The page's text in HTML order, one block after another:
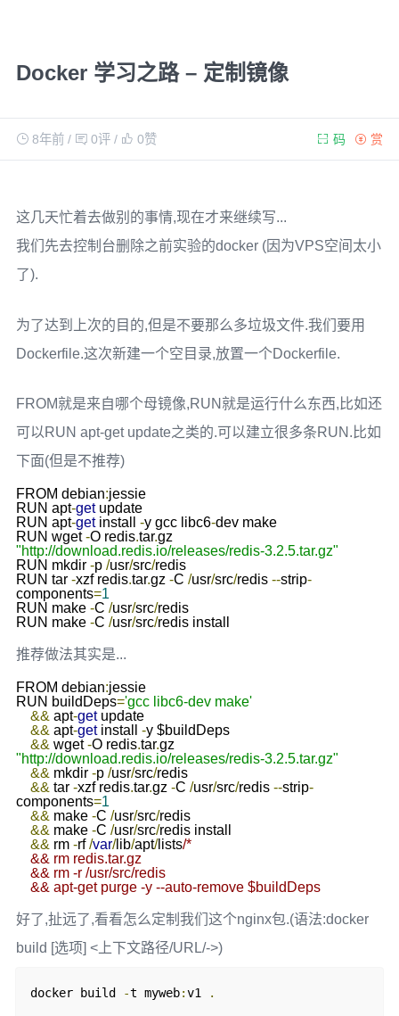
Docker 学习之路 – 定制镜像
8年前/ 0评/ 0赞 赏
码
这几天忙着去做别的事情,现在才来继续写...
我们先去控制台删除之前实验的docker (因为VPS空间太小
了).
为了达到上次的目的,但是不要那么多垃圾文件.我们要用
Dockerfile.这次新建一个空目录,放置一个Dockerfile.
FROM就是来自哪个母镜像,RUN就是运行什么东西,比如还
可以RUN apt-get update之类的.可以建立很多条RUN.比如
下面(但是不推荐)
FROM debian:jessie
RUN apt-get update
RUN apt-get install -y gcc libc6-dev make
RUN wget -O redis.tar.
"http://download.redis.io/releases/redis-3.2.5.tar.gz"
RUN mkdir -p /usr/src/redis
RUN tar -xzf redis.tar.gz -C /usr/src/redis --strip-
components=1
RUN make -C /usr/src/redis
RUN make -C /usr/src/redis install
推荐做法其实是...
FROM debian:jessie
RUN buildDeps='gcc libc6-dev make'
&& apt-get update
&& apt-get install -y $buildDeps
&& wget -O redis.tar.
"http://download.redis.io/releases/redis-3.2.5.tar.gz"
&& mkdir -p /usr/src/redis
&& tar -xzf redis.tar.gz -C /usr/src/redis --strip-
components=1
&& make -C /usr/src/redis
&& make -C /usr/src/redis install
&& rm -rf /var/lib/apt/lists/*
    && apt-get purge -y --auto-remove $buildDeps
好了,扯远了,看看怎么定制我们这个nginx包.(语法:docker
build [选项] <上下文路径/URL/->)
docker build -t myweb:v1 .